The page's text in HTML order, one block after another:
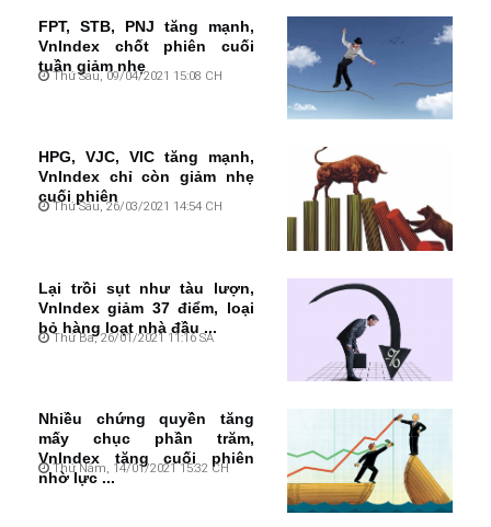
FPT, STB, PNJ tăng mạnh,
VnIndex chốt phiên cuối
tuần giảm nhẹ
Thứ Sáu, 09/04/2021 15:08 CH
HPG, VJC, VIC tăng mạnh,
VnIndex chỉ còn giảm nhẹ
cuối phiên
Thứ Sáu, 26/03/2021 14:54 CH
Lại trồi sụt như tàu lượn,
VnIndex giảm 37 điểm, loại
bỏ hàng loạt nhà đầu ...
Thứ Ba, 26/01/2021 11:16 SA
Nhiều chứng quyền tăng
mấy chục phần trăm,
VnIndex tăng cuối phiên
nhờ lực ...
Thứ Năm, 14/01/2021 15:32 CH